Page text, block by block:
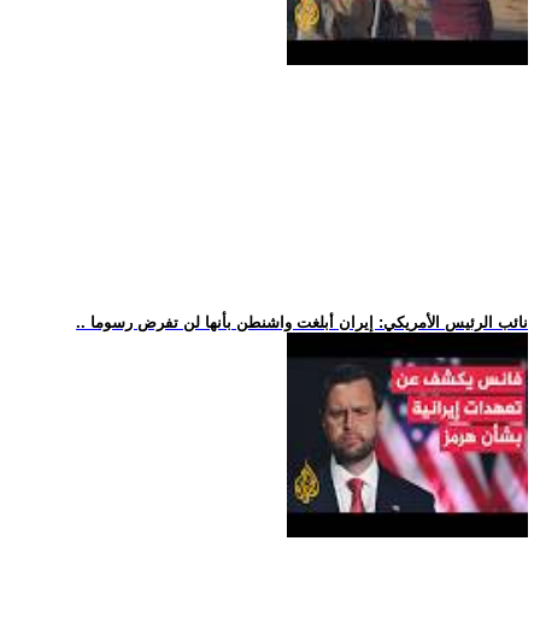
.. نائب الرئيس الأمريكي: إيران أبلغت واشنطن بأنها لن تفرض رسوما